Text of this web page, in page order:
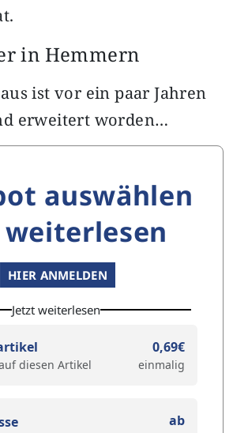
in Hemmern
ist vor ein paar Jahren
erweitert worden…
auswählen
HIER ANMELDEN
Jetzt weiterlesen
diesen Artikel
0,69€
einmalig
ab